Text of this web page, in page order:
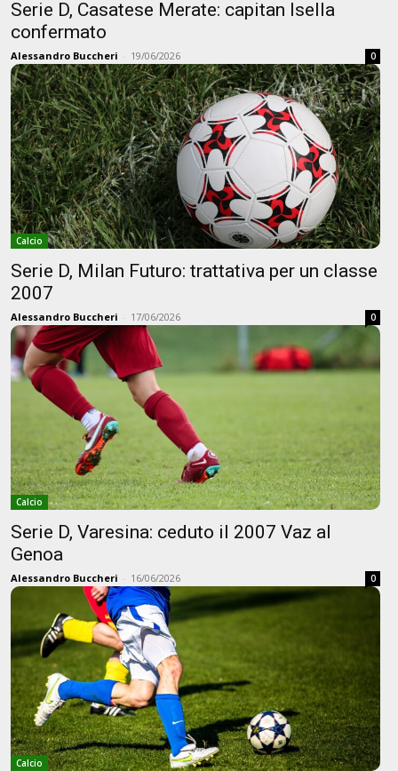
Serie D, Casatese Merate: capitan Isella
confermato
Alessandro Buccheri - 19/06/2026 0
Calcio
Serie D, Milan Futuro: trattativa per un classe
2007
Alessandro Buccheri - 17/06/2026 0
Calcio
Serie D, Varesina: ceduto il 2007 Vaz al
Genoa
Alessandro Buccheri - 16/06/2026 0
Calcio